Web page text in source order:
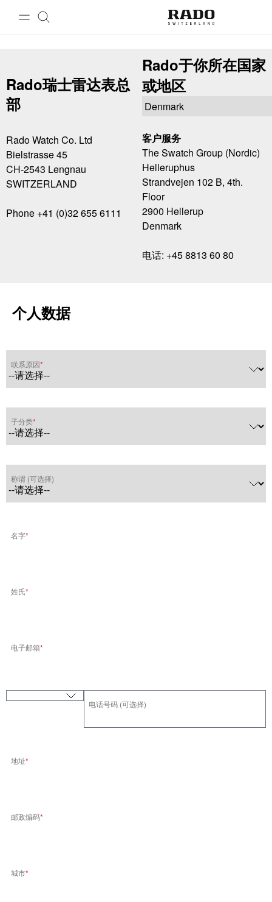
Rado瑞士雷达表总
部
Rado Watch Co. Ltd
Bielstrasse 45
CH-2543 Lengnau
SWITZERLAND
Phone +41 (0)32 655 6111
Rado于你所在国家
或地区
客户服务
The Swatch Group (Nordic)
Helleruphus
Strandvejen 102 B, 4th.
Floor
2900 Hellerup
Denmark
电话: +45 8813 60 80
个人数据
联系原因
子分类
称谓 (可选择)
名字
姓氏
电子邮箱
Country Code 电话号码 (可选择)
地址
邮政编码
城市